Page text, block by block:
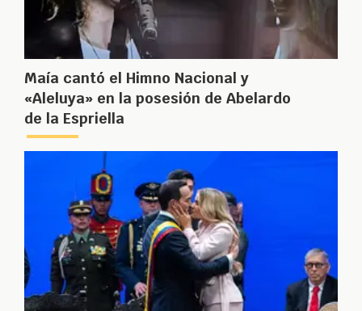
Maía cantó el Himno Nacional y
«Aleluya» en la posesión de Abelardo
de la Espriella